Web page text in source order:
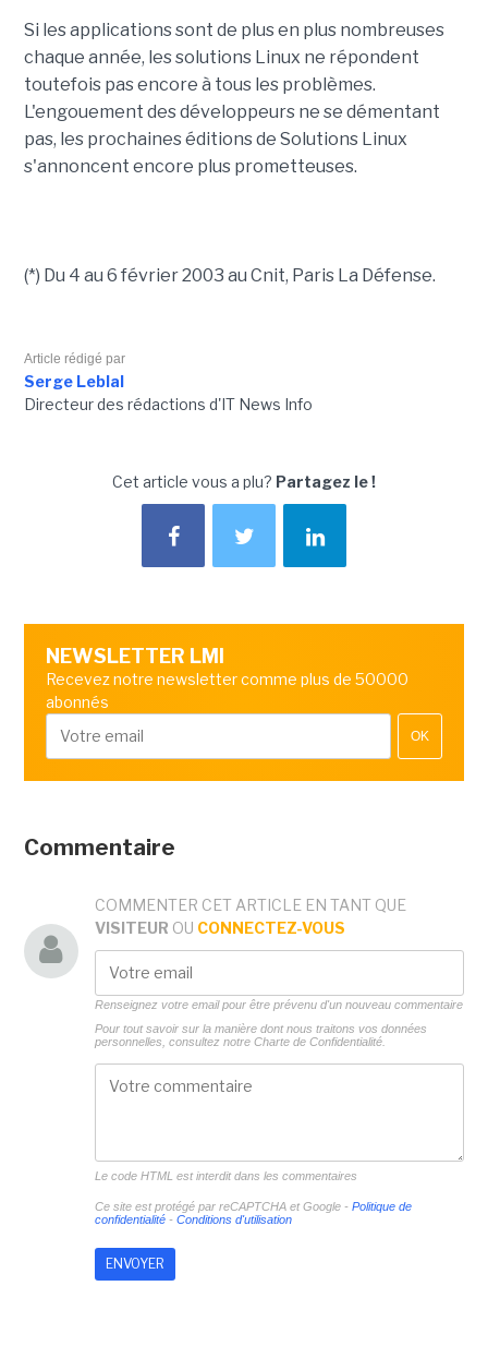
Si les applications sont de plus en plus nombreuses
chaque année, les solutions Linux ne répondent
toutefois pas encore à tous les problèmes.
L'engouement des développeurs ne se démentant
pas, les prochaines éditions de Solutions Linux
s'annoncent encore plus prometteuses.
(*) Du 4 au 6 février 2003 au Cnit, Paris La Défense.
Article rédigé par
Serge Leblal
Directeur des rédactions d'IT News Info
Cet article vous a plu? Partagez le !
NEWSLETTER LMI
Recevez notre newsletter comme plus de 50000
abonnés
OK
Commentaire
COMMENTER CET ARTICLE EN TANT QUE
VISITEUR OU CONNECTEZ-VOUS
Renseignez votre email pour être prévenu d'un nouveau commentaire
Pour tout savoir sur la manière dont nous traitons vos données
personnelles, consultez notre Charte de Confidentialité.
Le code HTML est interdit dans les commentaires
Ce site est protégé par reCAPTCHA et Google - Politique de
confidentialité- Conditions d'utilisation